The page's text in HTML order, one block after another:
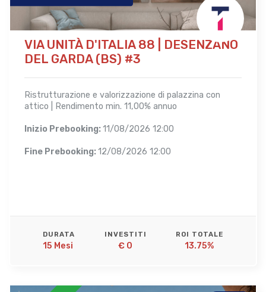
VIA UNITÀ D'ITALIA 88 | DESENZANO
DEL GARDA (BS) #3
Ristrutturazione e valorizzazione di palazzina con
attico | Rendimento min. 11,00% annuo
Inizio Prebooking:11/08/2026 12:00
Fine Prebooking:12/08/2026 12:00
DURATA
15 Mesi
INVESTITI
€ 0
ROI TOTALE
13.75%